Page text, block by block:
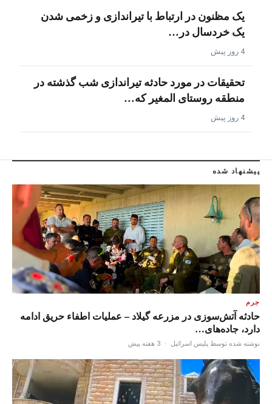
یک مظنون در ارتباط با تیراندازی و زخمی شدن
یک خردسال در…
4 روز پیش
تحقیقات در مورد حادثه تیراندازی شب گذشته در
منطقه روستای المغیر که…
4 روز پیش
پیشنهاد شده
جرم
حادثه آتش‌سوزی در مزرعه گیلاد – عملیات اطفاء حریق ادامه
دارد، جاده‌های…
نوشته شده توسط پلیس اسرائیل · 3 هفته پیش